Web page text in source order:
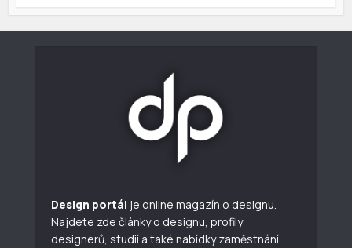
Design portál je online magazín o designu.
Najdete zde články o designu, profily
designerů, studií a také nabídky zaměstnání.